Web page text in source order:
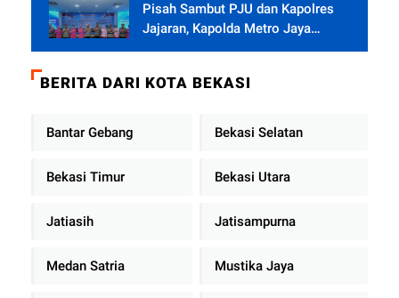
Pisah Sambut PJU dan Kapolres
Jajaran, Kapolda Metro Jaya
Tekankan Pelayanan Publik
BERITA DARI KOTA BEKASI
Bantar Gebang Bekasi Selatan
Bekasi Timur Bekasi Utara
Jatiasih Jatisampurna
Medan Satria Mustika Jaya